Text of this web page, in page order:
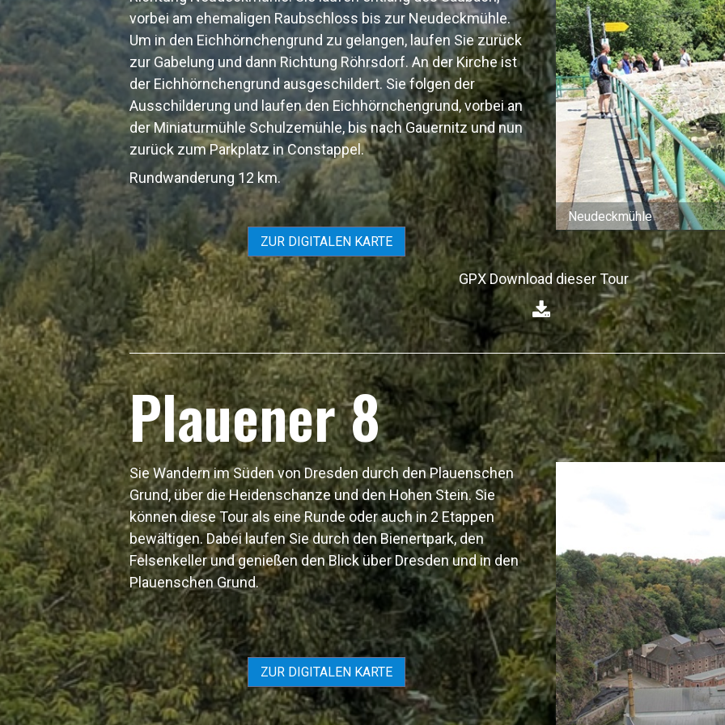
vorbei am ehemaligen Raubschloss bis zur Neudeckmühle.
Um in den Eichhörnchengrund zu gelangen, laufen Sie zurück
zur Gabelung und dann Richtung Röhrsdorf. An der Kirche ist
der Eichhörnchengrund ausgeschildert. Sie folgen der
Ausschilderung und laufen den Eichhörnchengrund, vorbei an
der Miniaturmühle Schulzemühle, bis nach Gauernitz und nun
zurück zum Parkplatz in Constappel.
Rundwanderung 12 km.
ZUR DIGITALEN KARTE
Miniaturmühle -
GPX Download dieser Tour
⁣
Plauener 8
Sie Wandern im Süden von Dresden durch den Plauenschen
Grund, über die Heidenschanze und den Hohen Stein. Sie
können diese Tour als eine Runde oder auch in 2 Etappen
bewältigen. Dabei laufen Sie durch den Bienertpark, den
Felsenkeller und genießen den Blick über Dresden und in den
Plauenschen Grund.
ZUR DIGITALEN KARTE